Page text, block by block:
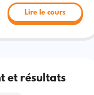
Lire le cours
et résultats